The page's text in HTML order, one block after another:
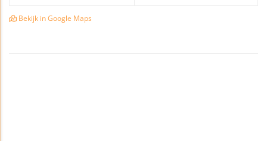
Bekijk in Google Maps